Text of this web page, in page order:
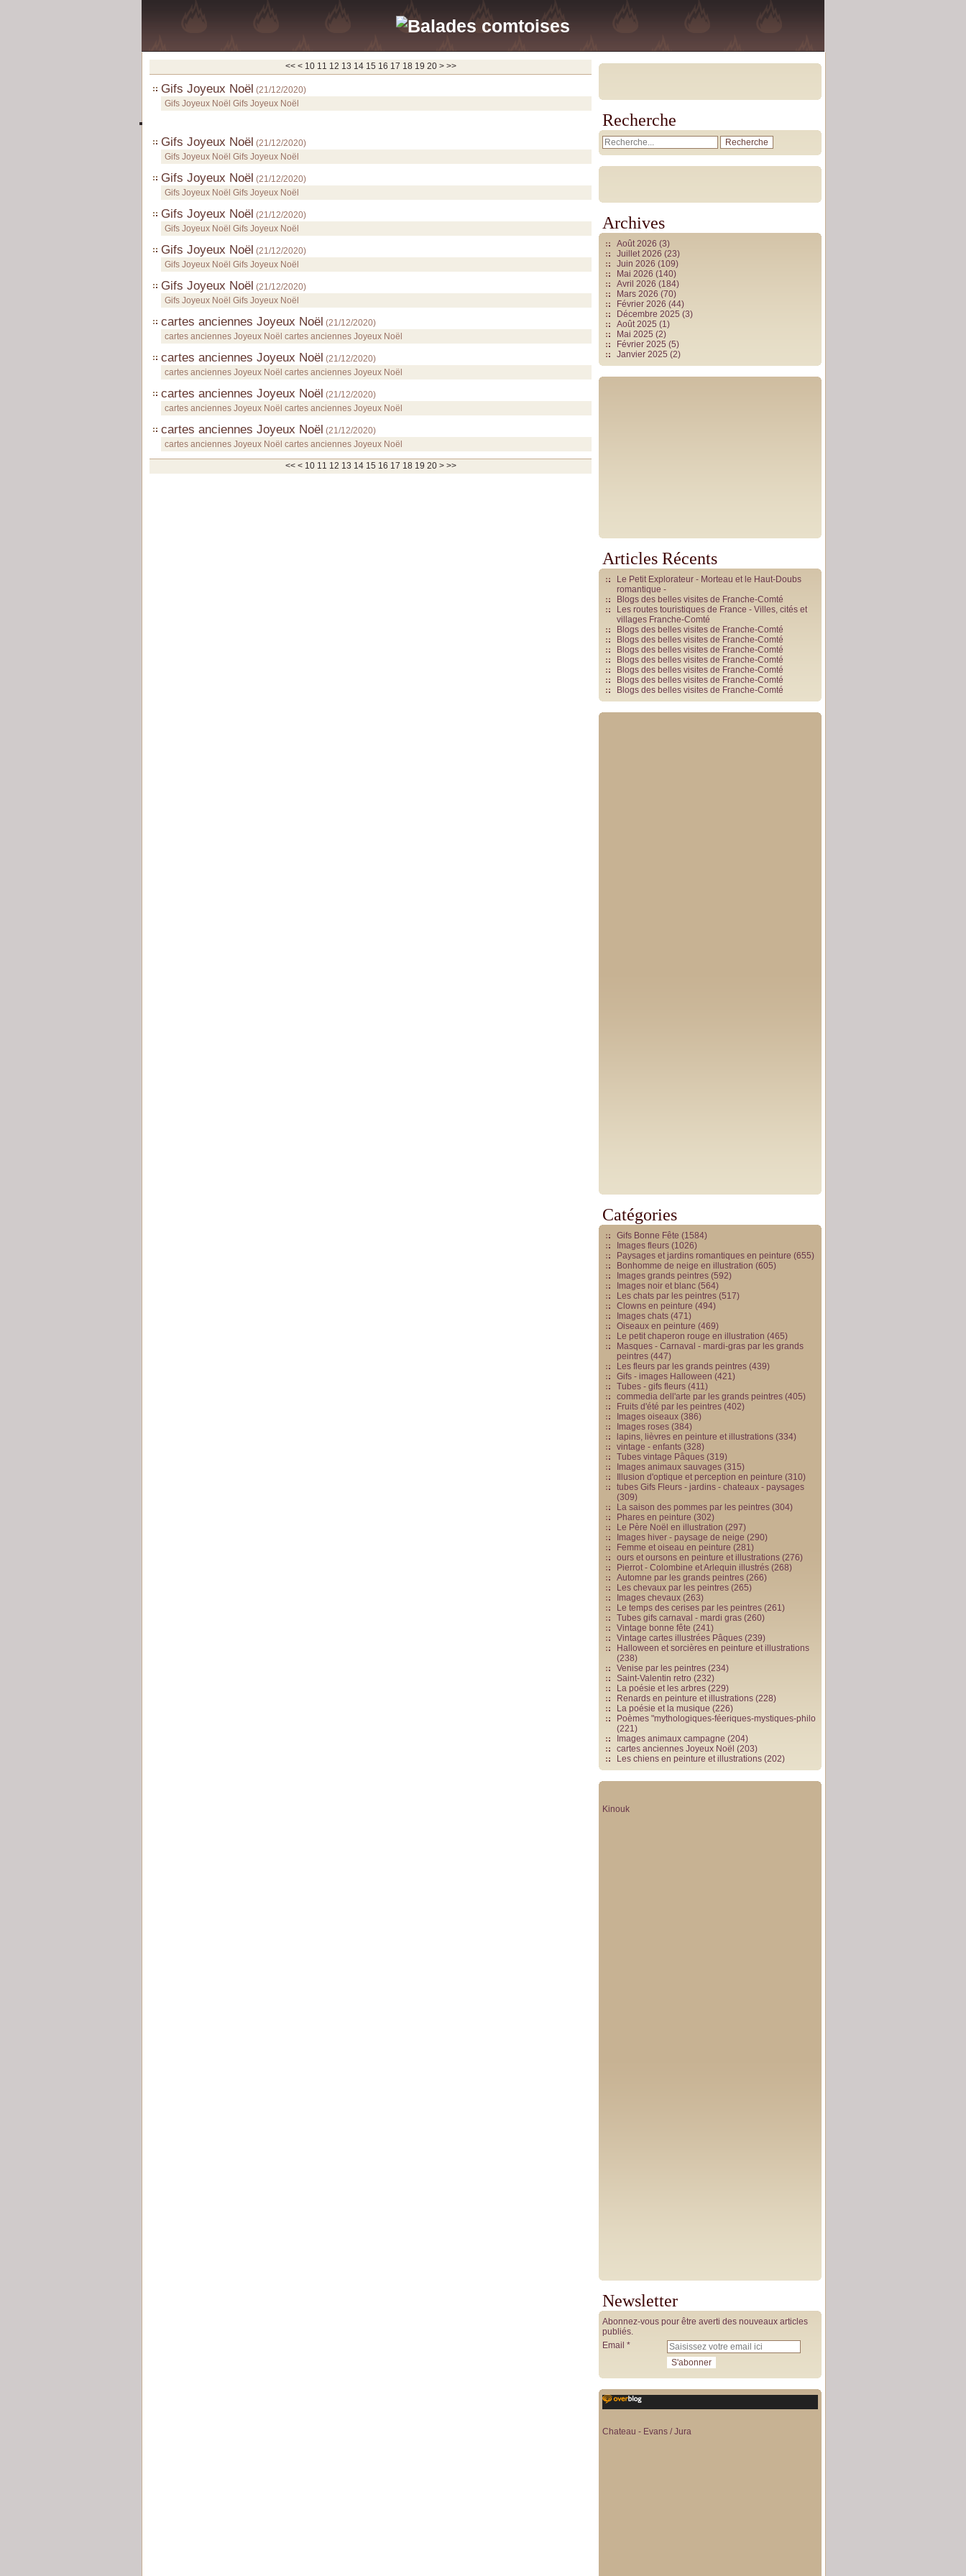
<< < 10 11 12 13 14 15 16 17 18 19 20 30
40
50
60
70
> >>
Gifs Joyeux Noël (21/12/2020)
Gifs Joyeux Noël Gifs Joyeux Noël
Gifs Joyeux Noël (21/12/2020)
Gifs Joyeux Noël Gifs Joyeux Noël
Gifs Joyeux Noël (21/12/2020)
Gifs Joyeux Noël Gifs Joyeux Noël
Gifs Joyeux Noël (21/12/2020)
Gifs Joyeux Noël Gifs Joyeux Noël
Gifs Joyeux Noël (21/12/2020)
Gifs Joyeux Noël Gifs Joyeux Noël
Gifs Joyeux Noël (21/12/2020)
Gifs Joyeux Noël Gifs Joyeux Noël
cartes anciennes Joyeux Noël (21/12/2020)
cartes anciennes Joyeux Noël cartes anciennes Joyeux Noël
cartes anciennes Joyeux Noël (21/12/2020)
cartes anciennes Joyeux Noël cartes anciennes Joyeux Noël
cartes anciennes Joyeux Noël (21/12/2020)
cartes anciennes Joyeux Noël cartes anciennes Joyeux Noël
cartes anciennes Joyeux Noël (21/12/2020)
cartes anciennes Joyeux Noël cartes anciennes Joyeux Noël
<< < 10 11 12 13 14 15 16 17 18 19 20 30
40
50
60
70
> >>
Recherche
Archives
Août 2026 (3)
Juillet 2026 (23)
Juin 2026 (109)
Mai 2026 (140)
Avril 2026 (184)
Mars 2026 (70)
Février 2026 (44)
Décembre 2025 (3)
Août 2025 (1)
Mai 2025 (2)
Février 2025 (5)
Janvier 2025 (2)
Articles Récents
Le Petit Explorateur - Morteau et le Haut-Doubs
romantique -
Blogs des belles visites de Franche-Comté
Les routes touristiques de France - Villes, cités et
villages Franche-Comté
Blogs des belles visites de Franche-Comté
Blogs des belles visites de Franche-Comté
Blogs des belles visites de Franche-Comté
Blogs des belles visites de Franche-Comté
Blogs des belles visites de Franche-Comté
Blogs des belles visites de Franche-Comté
Blogs des belles visites de Franche-Comté
Catégories
Gifs Bonne Fête (1584)
Images fleurs (1026)
Paysages et jardins romantiques en peinture (655)
Bonhomme de neige en illustration (605)
Images grands peintres (592)
Images noir et blanc (564)
Les chats par les peintres (517)
Clowns en peinture (494)
Images chats (471)
Oiseaux en peinture (469)
Le petit chaperon rouge en illustration (465)
Masques - Carnaval - mardi-gras par les grands
peintres (447)
Les fleurs par les grands peintres (439)
Gifs - images Halloween (421)
Tubes - gifs fleurs (411)
commedia dell'arte par les grands peintres (405)
Fruits d'été par les peintres (402)
Images oiseaux (386)
Images roses (384)
lapins, lièvres en peinture et illustrations (334)
vintage - enfants (328)
Tubes vintage Pâques (319)
Images animaux sauvages (315)
Illusion d'optique et perception en peinture (310)
tubes Gifs Fleurs - jardins - chateaux - paysages
(309)
La saison des pommes par les peintres (304)
Phares en peinture (302)
Le Père Noël en illustration (297)
Images hiver - paysage de neige (290)
Femme et oiseau en peinture (281)
ours et oursons en peinture et illustrations (276)
Pierrot - Colombine et Arlequin illustrés (268)
Automne par les grands peintres (266)
Les chevaux par les peintres (265)
Images chevaux (263)
Le temps des cerises par les peintres (261)
Tubes gifs carnaval - mardi gras (260)
Vintage bonne fête (241)
Vintage cartes illustrées Pâques (239)
Halloween et sorcières en peinture et illustrations
(238)
Venise par les peintres (234)
Saint-Valentin retro (232)
La poésie et les arbres (229)
Renards en peinture et illustrations (228)
La poésie et la musique (226)
Poèmes "mythologiques-féeriques-mystiques-philo
(221)
Images animaux campagne (204)
cartes anciennes Joyeux Noël (203)
Les chiens en peinture et illustrations (202)
Kinouk
Newsletter
Abonnez-vous pour être averti des nouveaux articles
publiés.
Email
Chateau - Evans / Jura